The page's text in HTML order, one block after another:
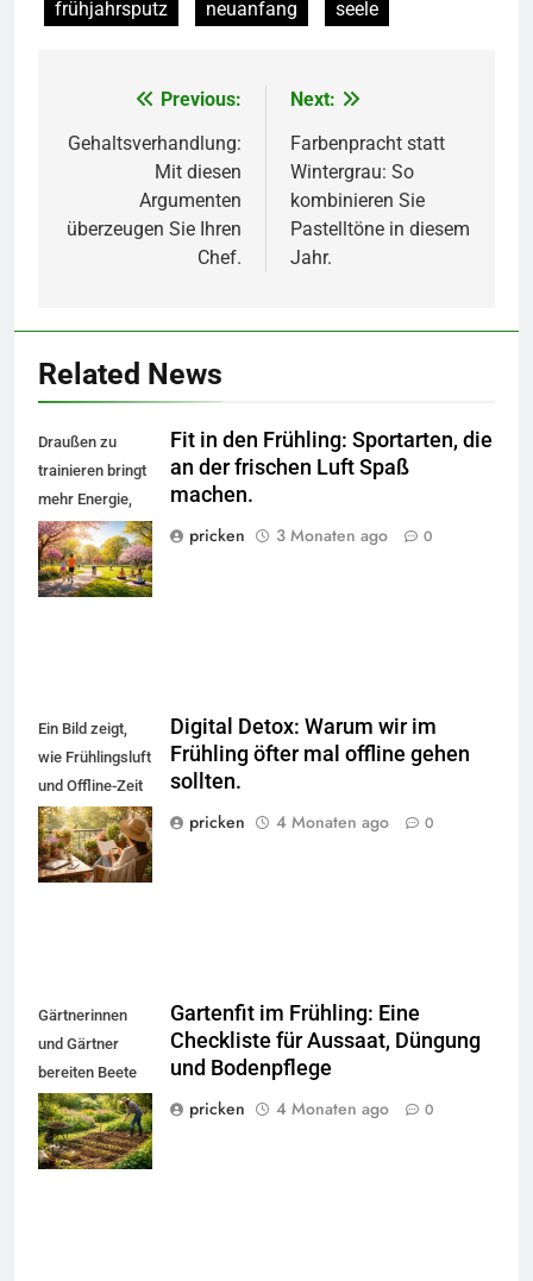
frühjahrsputz
neuanfang seele
Beitragsnavigation
Previous:
Gehaltsverhandlung:
Mit diesen
Argumenten
überzeugen Sie Ihren
Chef.
Next:
Farbenpracht statt
Wintergrau: So
kombinieren Sie
Pastelltöne in diesem
Jahr.
Related News
Draußen zu
trainieren bringt
mehr Energie,
gute Laune und
Frische in Kopf
und Kreislauf.
Fit in den Frühling: Sportarten, die
an der frischen Luft Spaß
machen.
pricken
3 Monaten ago 0
Ein Bild zeigt,
wie Frühlingsluft
und Offline-Zeit
zu mehr
Gelassenheit
führen.
Digital Detox: Warum wir im
Frühling öfter mal offline gehen
sollten.
pricken
4 Monaten ago 0
Gärtnerinnen
und Gärtner
bereiten Beete
vor, prüfen
Bodenqualität
und Werkzeuge.
Gartenfit im Frühling: Eine
Checkliste für Aussaat, Düngung
und Bodenpflege
pricken
4 Monaten ago 0